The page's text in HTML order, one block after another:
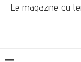
Le magazine du